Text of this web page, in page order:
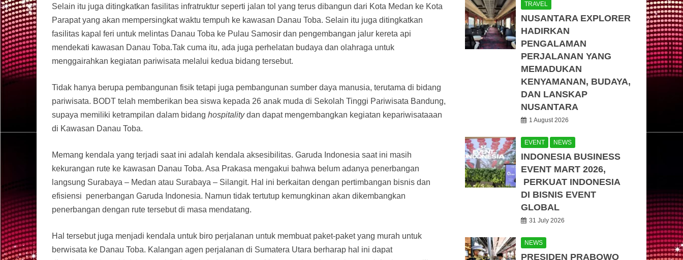
Selain itu juga ditingkatkan fasilitas infratruktur seperti jalan tol yang terus dibangun dari Kota Medan ke Kota
Parapat yang akan mempersingkat waktu tempuh ke kawasan Danau Toba. Selain itu juga ditingkatkan
fasilitas kapal feri untuk melintas Danau Toba ke Pulau Samosir dan pengembangan jalur kereta api
mendekati kawasan Danau Toba.Tak cuma itu, ada juga perhelatan budaya dan olahraga untuk
menggairahkan kegiatan pariwisata melalui kedua bidang tersebut.
Tidak hanya berupa pembangunan fisik tetapi juga pembangunan sumber daya manusia, terutama di bidang
pariwisata. BODT telah memberikan bea siswa kepada 26 anak muda di Sekolah Tinggi Pariwisata Bandung,
supaya memiliki ketrampilan dalam bidang hospitalitydan dapat mengembangkan kegiatan kepariwisataaan
di Kawasan Danau Toba.
Memang kendala yang terjadi saat ini adalah kendala aksesibilitas. Garuda Indonesia saat ini masih
kekurangan rute ke kawasan Danau Toba. Asa Prakasa mengakui bahwa belum adanya penerbangan
langsung Surabaya – Medan atau Surabaya – Silangit. Hal ini berkaitan dengan pertimbangan bisnis dan
efisiensi penerbangan Garuda Indonesia. Namun tidak tertutup kemungkinan akan dikembangkan
penerbangan dengan rute tersebut di masa mendatang.
Hal tersebut juga menjadi kendala untuk biro perjalanan untuk membuat paket-paket yang murah untuk
berwisata ke Danau Toba. Kalangan agen perjalanan di Sumatera Utara berharap hal ini dapat
TRAVEL
NUSANTARA EXPLORER
HADIRKAN
PENGALAMAN
PERJALANAN YANG
MEMADUKAN
KENYAMANAN, BUDAYA,
DAN LANSKAP
NUSANTARA
1 August 2026
EVENT NEWS
INDONESIA BUSINESS
EVENT MART 2026,
PERKUAT INDONESIA
DI BISNIS EVENT
GLOBAL
31 July 2026
NEWS
PRESIDEN PRABOWO